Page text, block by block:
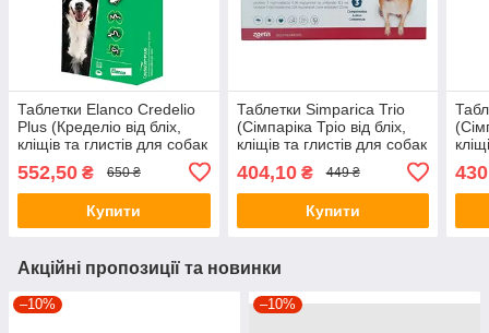
Таблетки Elanco Credelio
Plus (Кределіо від бліх,
кліщів та глистів для собак
552,50 ₴ 650 ₴
Купити
Таблетки Simparica Trio
(Сімпаріка Тріо від бліх,
кліщів та глистів для собак
404,10₴ 449 ₴
Купити
Акційні пропозиції та новинки
–10% –10%